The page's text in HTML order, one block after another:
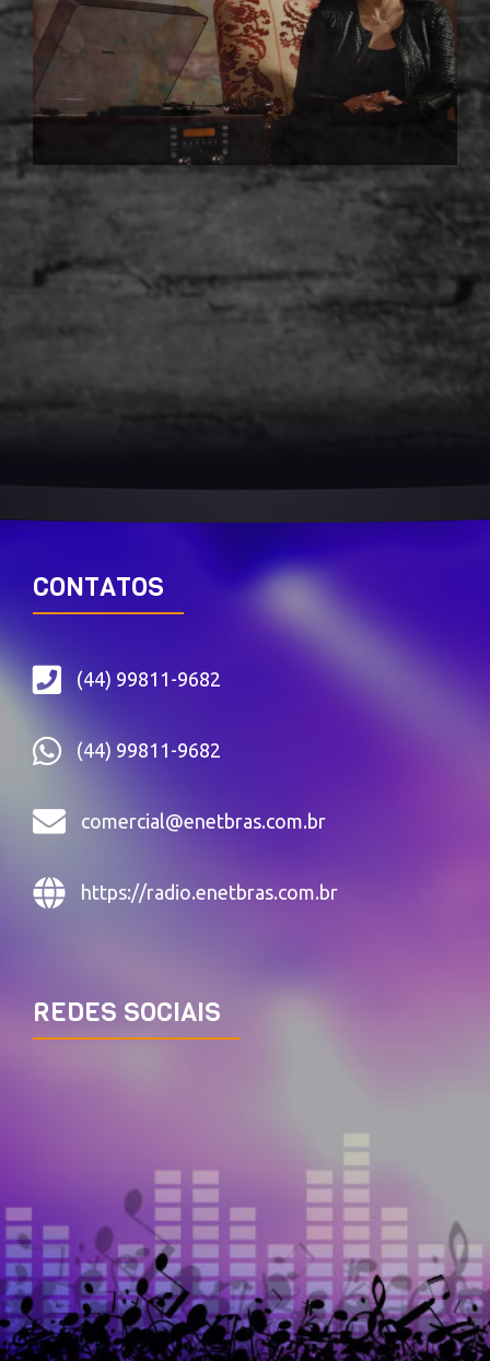
CONTATOS
(44) 99811-9682
(44) 99811-9682
comercial@enetbras.com.br
https://radio.enetbras.com.br
REDES SOCIAIS